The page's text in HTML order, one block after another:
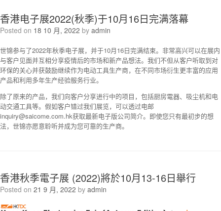
香港电子展2022(秋季)于10月16日完满落幕
Posted on 18 10 月, 2022 by admin
世锦参与了2022年秋季电子展，并于10月16日完满结束。非常高兴可以在展内
与客户见面并互相分享疫情后的市场和新产品想法。我们不但从客户听取到对
环保的关心并获鼓励继续作为电动工具生产商，在不同市场衍生更丰富的应用
产品和利用多年生产经验服务行业。
除了原来的产品，我们向客户分享进行中的项目，包括厨房電器、吸尘机和电
动交通工具等。假如客户错过我们展览，可以透过电邮
inquiry@saicome.com.hk获取最新电子版公司简介。即使您只有最初步的想
法，世锦亦愿意聆听并成为您可靠的生产商。
香港秋季電子展 (2022)將於10月13-16日舉行
Posted on 21 9 月, 2022 by admin